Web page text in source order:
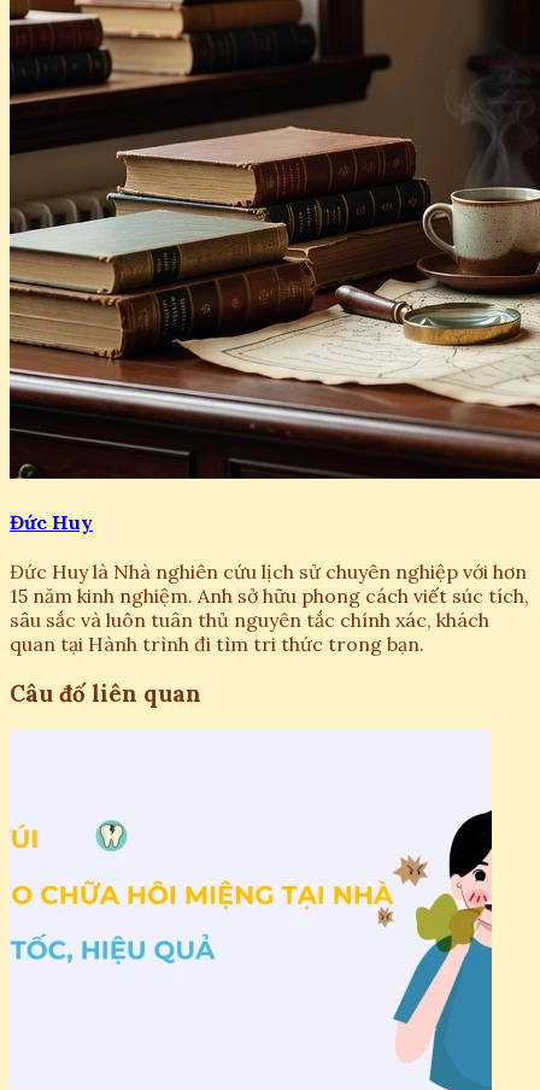
Đức Huy
Đức Huy là Nhà nghiên cứu lịch sử chuyên nghiệp với hơn
15 năm kinh nghiệm. Anh sở hữu phong cách viết súc tích,
sâu sắc và luôn tuân thủ nguyên tắc chính xác, khách
quan tại Hành trình đi tìm tri thức trong bạn.
Câu đố liên quan